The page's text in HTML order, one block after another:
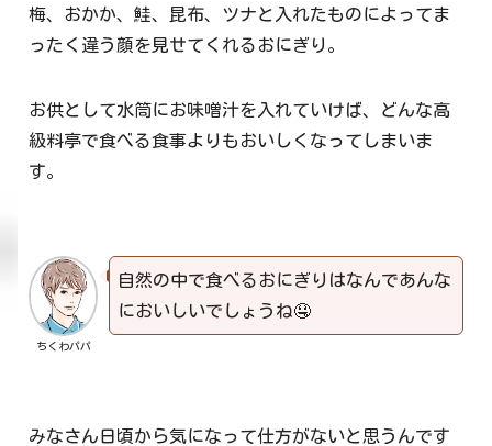
梅、おかか、鮭、昆布、ツナと入れたものによってま
ったく違う顔を見せてくれるおにぎり。
お供として水筒にお味噌汁を入れていけば、どんな高
級料亭で食べる食事よりもおいしくなってしまいま
す。
ちくわパパ
自然の中で食べるおにぎりはなんであんな
においしいでしょうね🤤
みなさん日頃から気になって仕方がないと思うんです